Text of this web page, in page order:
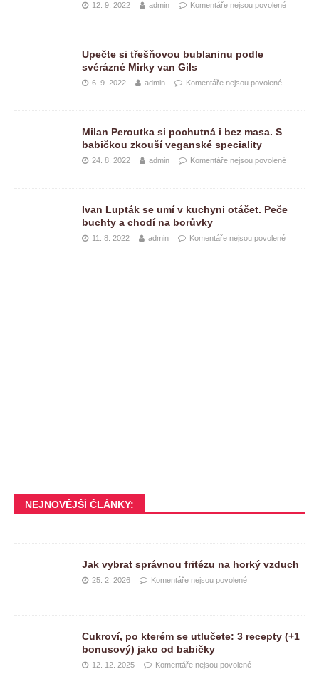
12. 9. 2022 admin Komentáře nejsou povolené
Upečte si třešňovou bublaninu podle
svérázné Mirky van Gils
6. 9. 2022 admin Komentáře nejsou povolené
Milan Peroutka si pochutná i bez masa. S
babičkou zkouší veganské speciality
24. 8. 2022 admin Komentáře nejsou povolené
Ivan Lupták se umí v kuchyni otáčet. Peče
buchty a chodí na borůvky
11. 8. 2022 admin Komentáře nejsou povolené
NEJNOVĚJŠÍ ČLÁNKY:
Jak vybrat správnou fritézu na horký vzduch
25. 2. 2026 Komentáře nejsou povolené
Cukroví, po kterém se utlučete: 3 recepty (+1
bonusový) jako od babičky
12. 12. 2025 Komentáře nejsou povolené